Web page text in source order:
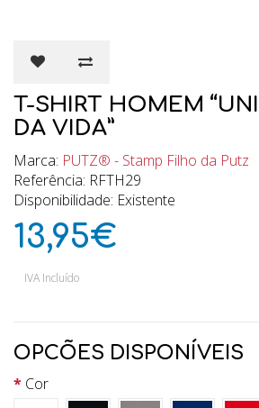
T-SHIRT HOMEM
DA VIDA”
Marca: PUTZ® - Stamp Filho da Putz
Referência: RFTH29
Disponibilidade: Existente
13,95€
IVA Incluído
OPCÕES DISPONÍVEIS
Cor